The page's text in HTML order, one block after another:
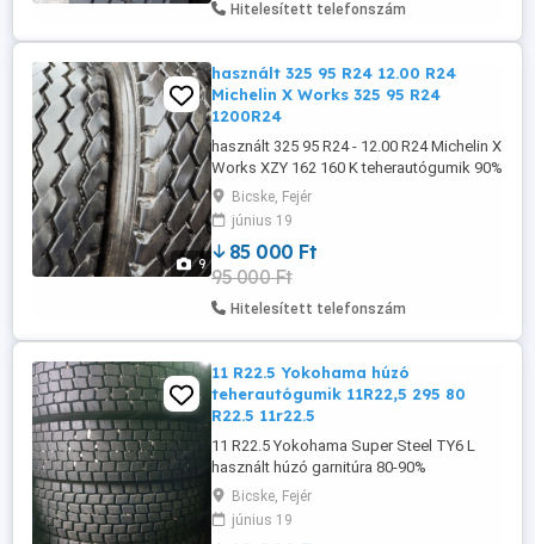
Hitelesített telefonszám
9
használt 325 95 R24 12.00 R24
Michelin X Works 325 95 R24
1200R24
használt 325 95 R24 - 12.00 R24 Michelin X
Works XZY 162 160 K teherautógumik 90%
hibátlan állapotban 8db. Tömlő nélkül,
vagy azzal együtt is szerelhető. 85- db T.
06_30_684_5119 Bicske 325 95 24 325 95
24 325 95 24 325 95r24 325 95r 24 325 95
r24 325 95 r 24 325 95 r24 ...
Bicske, Fejér
június 19
85 000 Ft
95 000 Ft
Hitelesített telefonszám
11 R22.5 Yokohama húzó
teherautógumik 11R22,5 295 80
R22.5 11r22.5
11 R22.5 Yokohama Super Steel TY6 L
használt húzó garnitúra 80-90%
állapotban (295 80 R22.5 "váltómérete")
80% 60-, 90% 65- db tel. 06_30_68_45_119
Bicske 11R22.5 teljes átmérője: 106,4cm
Bicske, Fejér
június 19